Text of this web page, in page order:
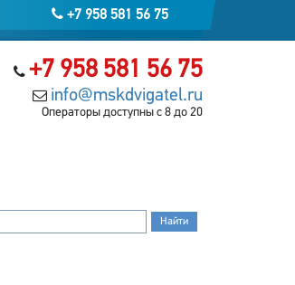
+7 958 581 56 75
+7 958 581 56 75
info@mskdvigatel.ru
Операторы доступны с 8 до 20